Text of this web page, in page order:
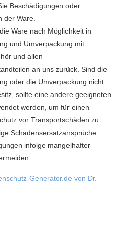
Beschädigungen oder
der Ware.
Ware nach Möglichkeit in
und Umverpackung mit
und allen
an uns zurück. Sind die
oder die Umverpackung nicht
sollte eine andere geeigneten
werden, um für einen
vor Transportschäden zu
Schadensersatzansprüche
infolge mangelhafter
Generator.de von Dr.